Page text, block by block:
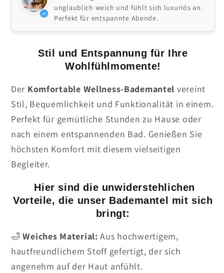
unglaublich weich und fühlt sich luxuriös an.
Perfekt für entspannte Abende.
Stil und Entspannung für Ihre
Wohlfühlmomente!
Der Komfortable Wellness-Bademantel vereint
Stil, Bequemlichkeit und Funktionalität in einem.
Perfekt für gemütliche Stunden zu Hause oder
nach einem entspannenden Bad. Genießen Sie
höchsten Komfort mit diesem vielseitigen
Begleiter.
Hier sind die unwiderstehlichen
Vorteile, die unser Bademantel mit sich
bringt:
🛁Weiches Material: Aus hochwertigem,
hautfreundlichem Stoff gefertigt, der sich
angenehm auf der Haut anfühlt.